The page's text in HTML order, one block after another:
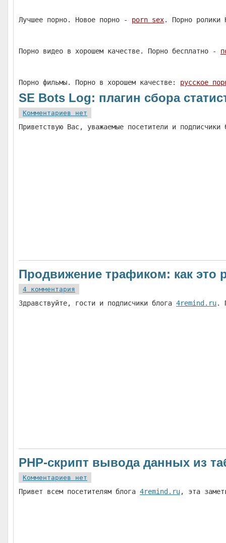
Лучшее порно. Новое порно - porn sex. Порно ролики
Порно видео в хорошем качестве. Порно бесплатно -
Порно фильмы. Порно в хорошем качестве: русское
SE Bots Log: плагин сбора
Комментариев нет
Приветствую Вас, уважаемые посетители и
Продвижение трафиком: как это
4 комментария
Здравствуйте, гости и подписчики блога 4remind.ru.
PHP-скрипт вывода данных из
Комментариев нет
Привет всем посетителям блога 4remind.ru, эта